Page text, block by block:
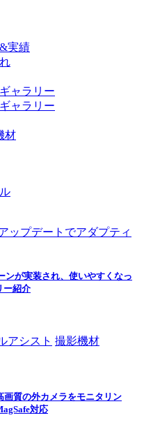
実績
ャラリー
ャラリー
材
ンが実装され、使いやすくなっ
ー紹介
アシスト 撮影機材
画質の外カメラをモニタリン
対応